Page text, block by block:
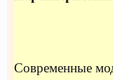
Современные